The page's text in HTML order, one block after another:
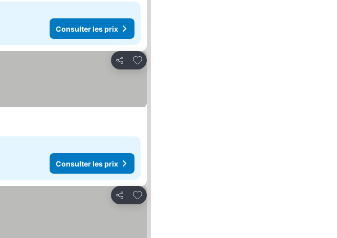
Consulter les prix
Partager
Ajouter à mes favoris
Consulter les prix
Partager
Ajouter à mes favoris